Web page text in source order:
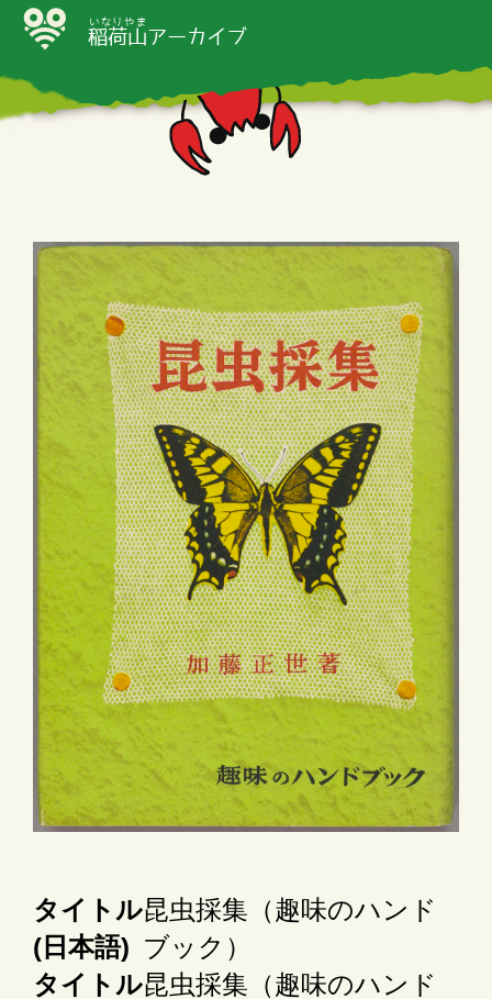
稲荷山
いなりやま
アーカイブ
タイトル
(日本語)
昆虫採集（趣味のハンド
ブック）
タイトル昆虫採集（趣味のハンド